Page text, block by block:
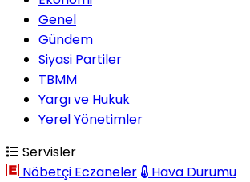
Genel
Gündem
Siyasi Partiler
TBMM
Yargı ve Hukuk
Yerel Yönetimler
Servisler
Nöbetçi Eczaneler
Hava Durumu